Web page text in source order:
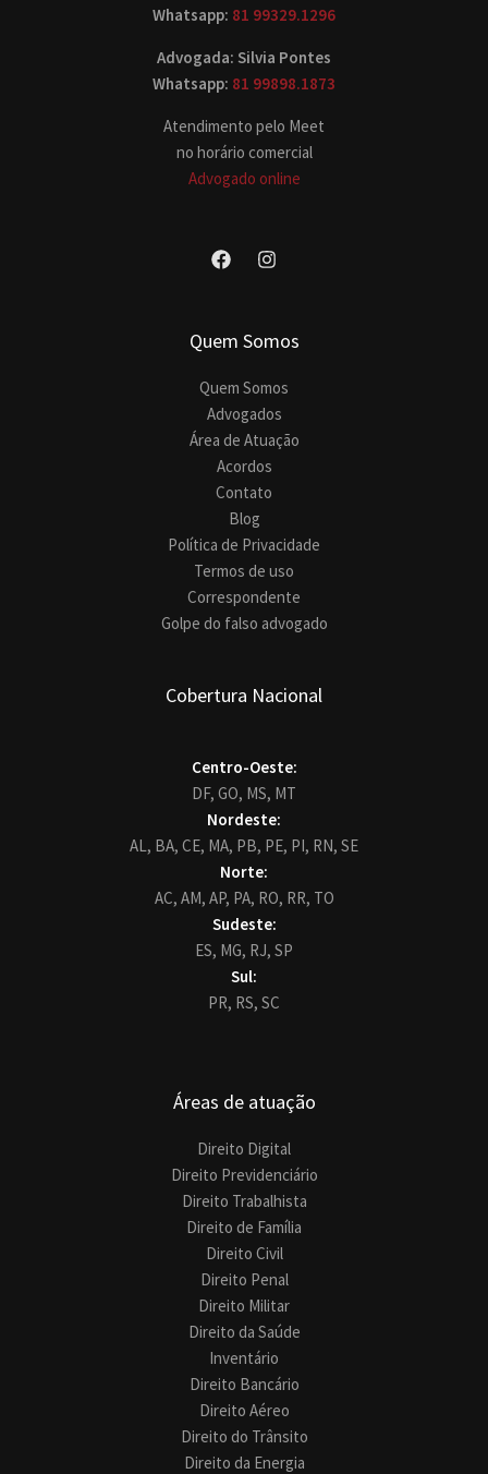
Whatsapp: 81 99329.1296
Advogada: Silvia Pontes
Whatsapp: 81 99898.1873
Atendimento pelo Meet
no horário comercial
Advogado online
Quem Somos
Quem Somos
Advogados
Área de Atuação
Acordos
Contato
Blog
Política de Privacidade
Termos de uso
Correspondente
Golpe do falso advogado
Cobertura Nacional
Centro-Oeste:
DF, GO, MS, MT
Nordeste:
AL, BA, CE, MA, PB, PE, PI, RN, SE
Norte:
AC, AM, AP, PA, RO, RR, TO
Sudeste:
ES, MG, RJ, SP
Sul:
PR, RS, SC
Áreas de atuação
Direito Digital
Direito Previdenciário
Direito Trabalhista
Direito de Família
Direito Civil
Direito Penal
Direito Militar
Direito da Saúde
Inventário
Direito Bancário
Direito Aéreo
Direito do Trânsito
Direito da Energia